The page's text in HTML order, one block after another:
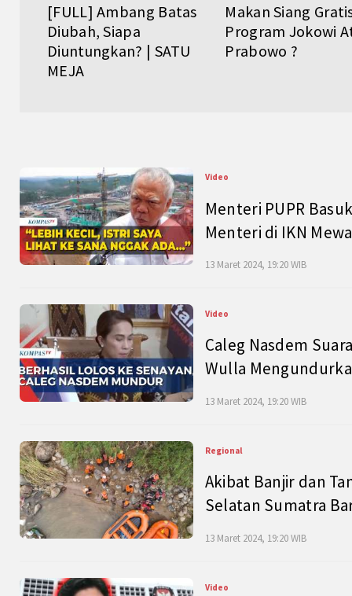
[FULL] Ambang Batas
Diubah, Siapa
Diuntungkan? | SATU
MEJA
Makan Siang
Program Jokowi
Prabowo ?
Video
Menteri PUPR
Menteri di IKN
13 Maret 2024, 19:20 WIB
Video
Caleg Nasdem
Wulla
13 Maret 2024, 19:20 WIB
Regional
Akibat Banjir dan
Selatan Sumatra
13 Maret 2024, 19:20 WIB
Video